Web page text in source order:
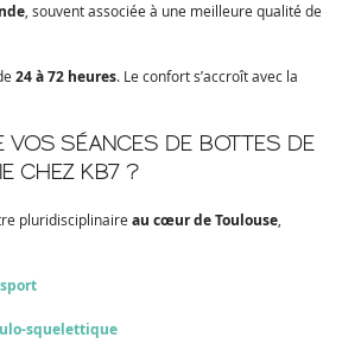
, souvent associée à une meilleure qualité de
24 à 72 heures. Le confort s’accroît avec la
VOS SÉANCES DE BOTTES DE
CHEZ KB7 ?
pluridisciplinaire au cœur de Toulouse
squelettique